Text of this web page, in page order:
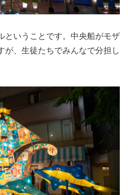
ということです。中央船がモザ
が、生徒たちでみんなで分担し